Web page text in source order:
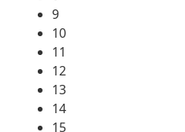
9
10
11
12
13
14
15